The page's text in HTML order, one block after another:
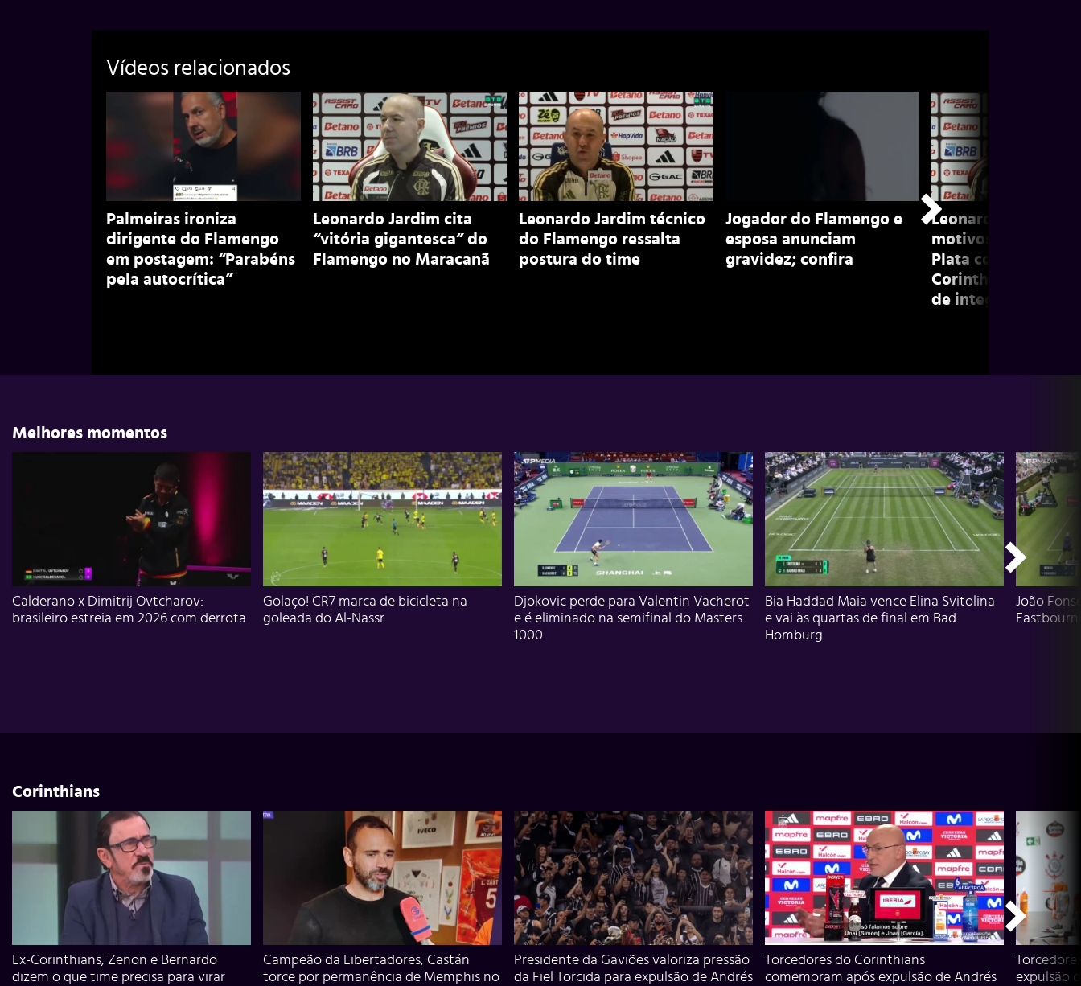
Vídeos relacionados
Palmeiras ironiza
dirigente do Flamengo
em postagem: “Parabéns
pela autocrítica”
Leonardo Jardim cita
“vitória gigantesca” do
Flamengo no Maracanã
Leonardo Jardim técnico
do Flamengo ressalta
postura do time
Jogador do Flamengo e
esposa anunciam
gravidez; confira
Leonardo Jardim
motivos de não
Plata contra o
Corinthians:
de integração”
Melhores momentos
Calderano x Dimitrij Ovtcharov:
brasileiro estreia em 2026 com derrota
Golaço! CR7 marca de bicicleta na
goleada do Al-Nassr
Djokovic perde para Valentin Vacherot
e é eliminado na semifinal do Masters
1000
Bia Haddad Maia vence Elina Svitolina
e vai às quartas de final em Bad
Homburg
João
Corinthians
Ex-Corinthians, Zenon e Bernardo
dizem o que time precisa para virar
Campeão da Libertadores, Castán
torce por permanência de Memphis no
Presidente da Gaviões valoriza pressão
da Fiel Torcida para expulsão de Andrés
Torcedores do Corinthians
comemoram após expulsão de Andrés
expulsão